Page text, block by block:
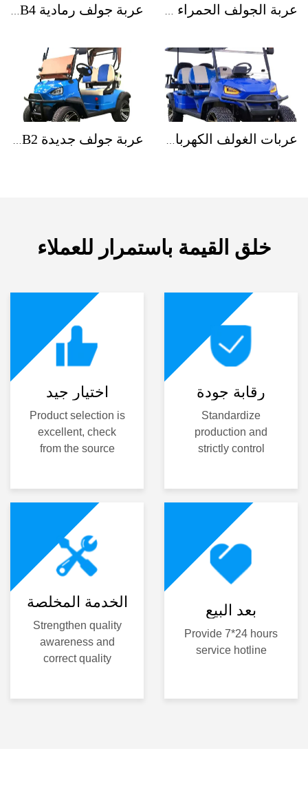
عربة جولف جديدة XKGB2 عربات الغولف الكهربائية XKGB4+2
خلق القيمة باستمرار للعملاء
اختيار جيد
Product selection is
excellent, check
from the source
رقابة جودة
Standardize
production and
strictly control
الخدمة المخلصة
Strengthen quality
awareness and
correct quality
بعد البيع
Provide 7*24 hours
service hotline